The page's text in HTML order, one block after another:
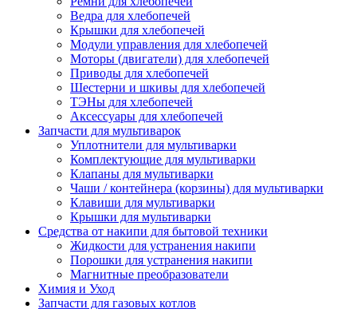
Ведра для хлебопечей
Крышки для хлебопечей
Модули управления для хлебопечей
Моторы (двигатели) для хлебопечей
Приводы для хлебопечей
Шестерни и шкивы для хлебопечей
ТЭНы для хлебопечей
Аксессуары для хлебопечей
Запчасти для мультиварок
Уплотнители для мультиварки
Комплектующие для мультиварки
Клапаны для мультиварки
Чаши / контейнера (корзины) для мультиварки
Клавиши для мультиварки
Крышки для мультиварки
Средства от накипи для бытовой техники
Жидкости для устранения накипи
Порошки для устранения накипи
Магнитные преобразователи
Химия и Уход
Запчасти для газовых котлов